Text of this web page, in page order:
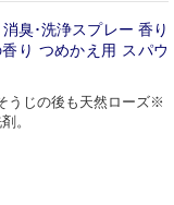
臭･洗浄スプレー 香り
り つめかえ用 スパウ
うじの後も天然ローズ※
。